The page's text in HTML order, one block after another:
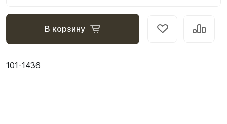
В корзину
101-1436